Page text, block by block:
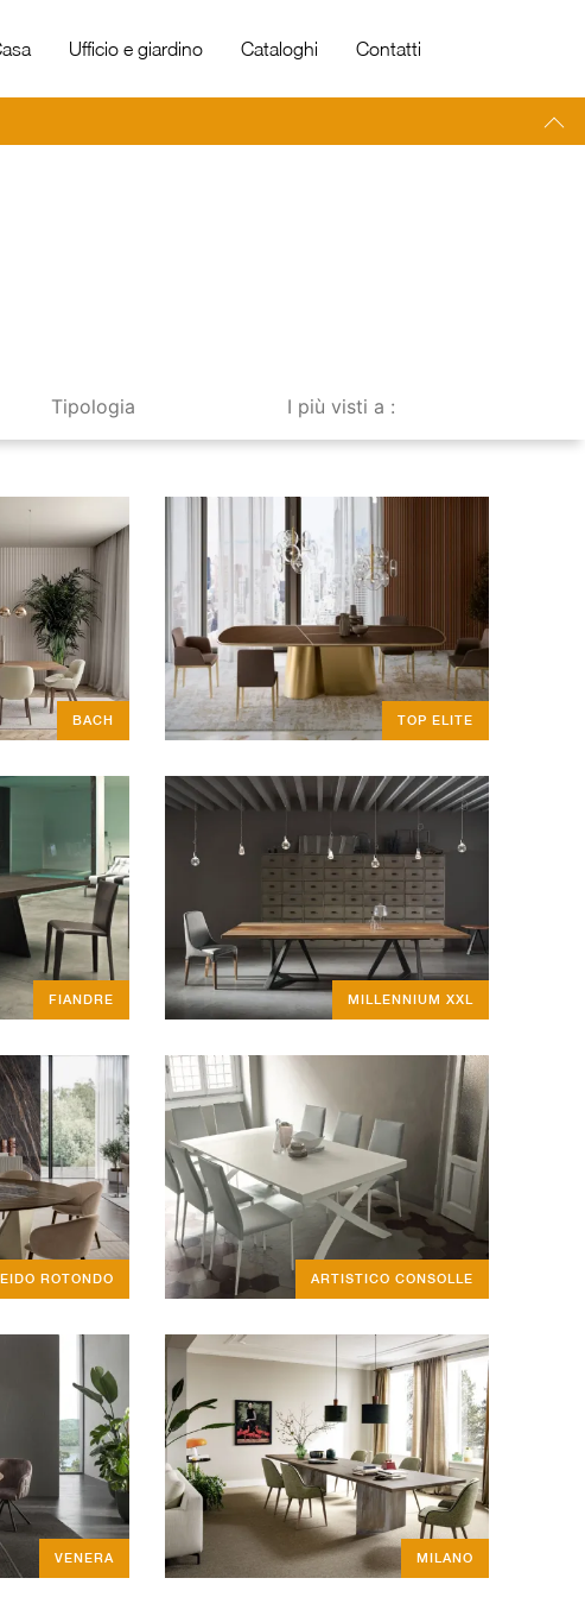
Ufficio e giardino Cataloghi Contatti
Tipologia I più visti a :
BACH TOP ELITE
FIANDRE MILLENNIUM XXL
ROTONDO ARTISTICO CONSOLLE
VENERA MILANO